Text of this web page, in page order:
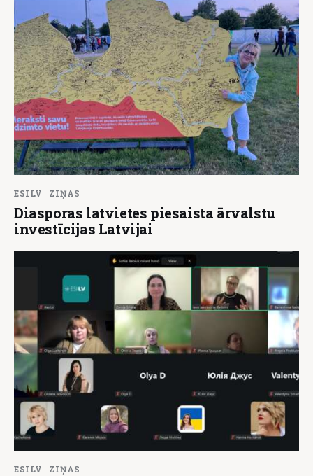
ESILV ZIŅAS
Diasporas latvietes piesaista ārvalstu
investīcijas Latvijai
ESILV ZIŅAS